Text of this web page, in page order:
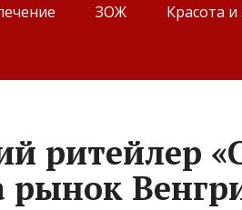
ЗОЖ Красота
ритейлер
рынок